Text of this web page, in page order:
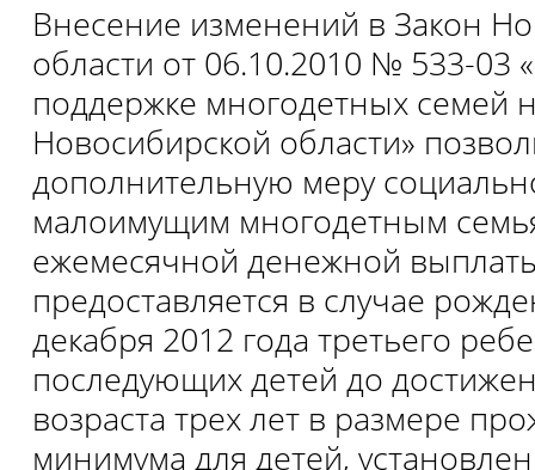
Внесение изменений в Закон
области от 06.10.2010 № 533-03
поддержке многодет­ных семей
Новосибирской области»
дополнительную меру
малоимущим многодетным
ежемесячной де­нежной
предоставляется в случае
декабря 2012 года третьего
последующих детей до
возраста трех лет в размере
минимума для детей,